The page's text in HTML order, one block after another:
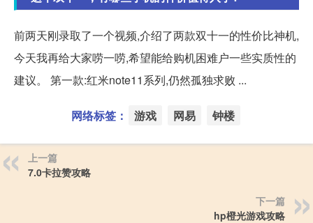
前两天刚录取了一个视频,介绍了两款双十一的性价比神机,
今天我再给大家唠一唠,希望能给购机困难户一些实质性的
建议。 第一款:红米note11系列,仍然孤独求败 ...
网络标签： 游戏 网易 钟楼
上一篇
7.0卡拉赞攻略
下一篇
hp橙光游戏攻略